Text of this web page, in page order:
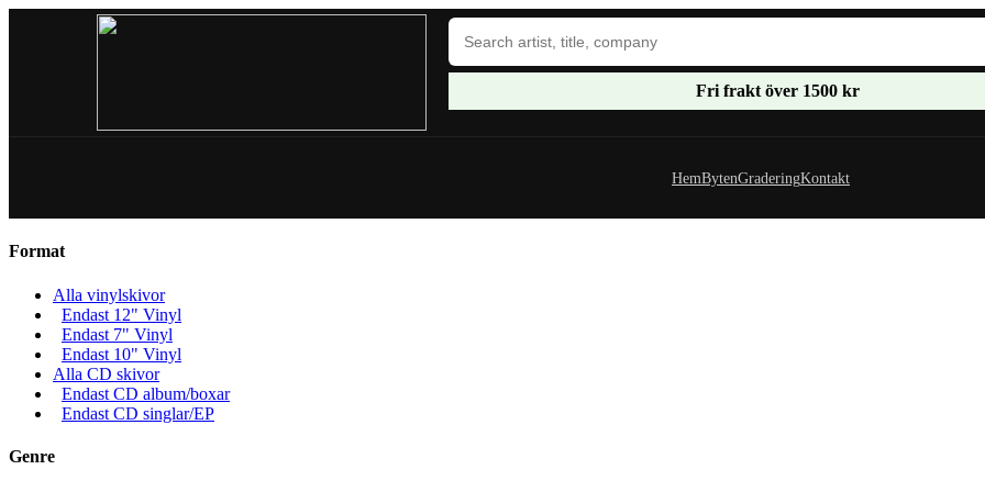
Fri frakt över 1500 kr
HemBytenGraderingKontakt
Format
Alla vinylskivor
Endast 12" Vinyl
Endast 7" Vinyl
Endast 10" Vinyl
Alla CD skivor
Endast CD album/boxar
Endast CD singlar/EP
Genre